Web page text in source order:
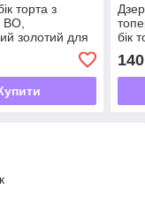
торта з
ВО,
золотий для
бік
140